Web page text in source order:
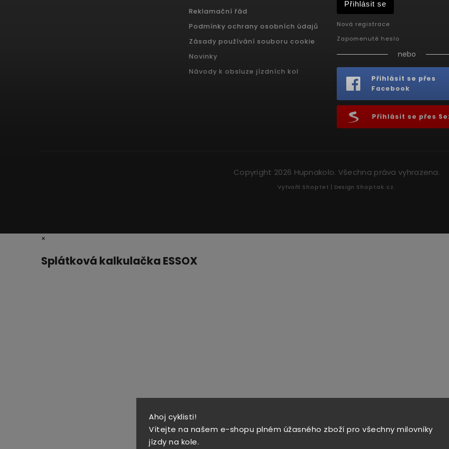
Ahoj cyklisti!
Vítejte na našem e-shopu plném úžasného zboží pro všechny milovníky
jízdy na kole.
Reklamační řád
Podmínky ochrany osobních údajů
Zásady používání souboru cookie
Novinky
Návody k obsluze jízdních kol
Přihlásit se
Nová registrace
Zapomenuté heslo
nebo
Přihlásit se přes
Facebook
Přihlásit se přes
Copyright 2026 Hupnakolo. Všechna práva vyhrazena.
Vytvořil Shoptet | Design Shoptak.cz.
×
Splátková kalkulačka ESSOX